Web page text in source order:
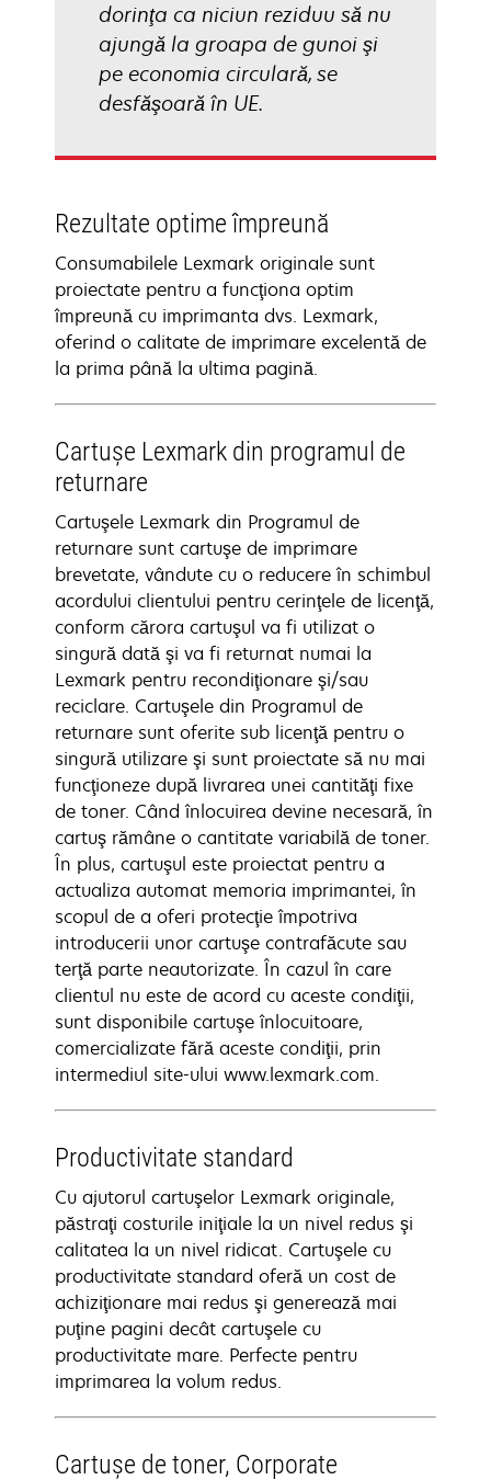
dorinţa ca niciun reziduu să nu
ajungă la groapa de gunoi şi
pe economia circulară, se
desfăşoară în UE.
Rezultate optime împreună
Consumabilele Lexmark originale sunt
proiectate pentru a funcţiona optim
împreună cu imprimanta dvs. Lexmark,
oferind o calitate de imprimare excelentă de
la prima până la ultima pagină.
Cartuşe Lexmark din programul de
returnare
Cartuşele Lexmark din Programul de
returnare sunt cartuşe de imprimare
brevetate, vândute cu o reducere în schimbul
acordului clientului pentru cerinţele de licenţă,
conform cărora cartuşul va fi utilizat o
singură dată şi va fi returnat numai la
Lexmark pentru recondiţionare şi/sau
reciclare. Cartuşele din Programul de
returnare sunt oferite sub licenţă pentru o
singură utilizare şi sunt proiectate să nu mai
funcţioneze după livrarea unei cantităţi fixe
de toner. Când înlocuirea devine necesară, în
cartuş rămâne o cantitate variabilă de toner.
În plus, cartuşul este proiectat pentru a
actualiza automat memoria imprimantei, în
scopul de a oferi protecţie împotriva
introducerii unor cartuşe contrafăcute sau
terţă parte neautorizate. În cazul în care
clientul nu este de acord cu aceste condiţii,
sunt disponibile cartuşe înlocuitoare,
comercializate fără aceste condiţii, prin
intermediul site-ului www.lexmark.com.
Productivitate standard
Cu ajutorul cartuşelor Lexmark originale,
păstraţi costurile iniţiale la un nivel redus şi
calitatea la un nivel ridicat. Cartuşele cu
productivitate standard oferă un cost de
achiziţionare mai redus şi generează mai
puţine pagini decât cartuşele cu
productivitate mare. Perfecte pentru
imprimarea la volum redus.
Cartuşe de toner, Corporate